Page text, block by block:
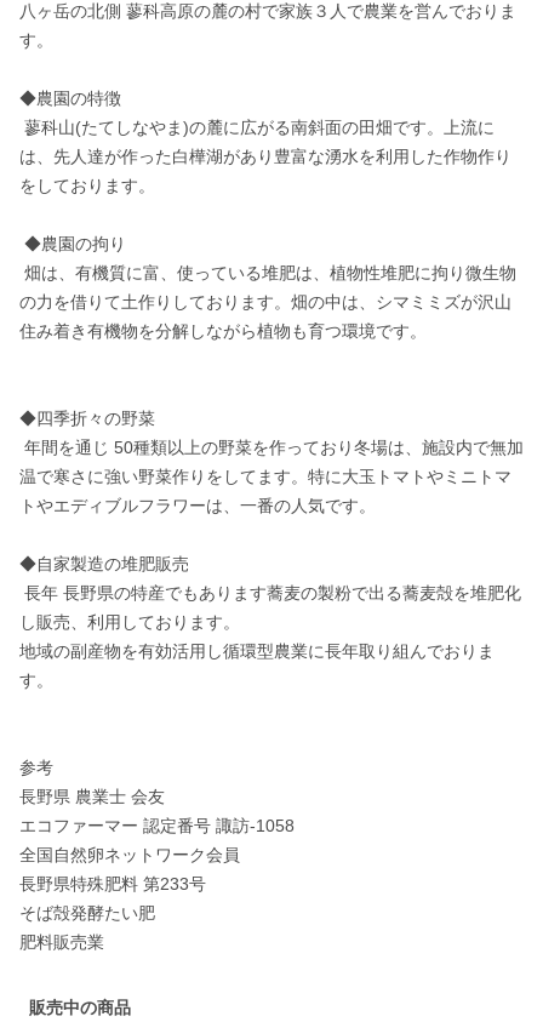
八ヶ岳の北側 蓼科高原の麓の村で家族３人で農業を営んでおりま
す。
◆農園の特徴
は、先人達が作った白樺湖があり豊富な湧水を利用した作物作り
をしております。
の力を借りて土作りしております。畑の中は、シマミミズが沢山
住み着き有機物を分解しながら植物も育つ環境です。
◆四季折々の野菜
温で寒さに強い野菜作りをしてます。特に大玉トマトやミニトマ
トやエディブルフラワーは、一番の人気です。
◆自家製造の堆肥販売
し販売、利用しております。
地域の副産物を有効活用し循環型農業に長年取り組んでおりま
す。
参考
長野県 農業士 会友
エコファーマー 認定番号 諏訪‐1058
全国自然卵ネットワーク会員
長野県特殊肥料 第233号
そば殻発酵たい肥
肥料販売業
販売中の商品